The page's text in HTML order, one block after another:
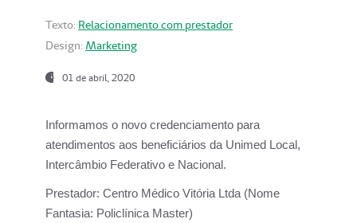
Texto: Relacionamento com prestador
Design: Marketing
01 de abril, 2020
Informamos o novo credenciamento para
atendimentos aos beneficiários da Unimed Local,
Intercâmbio Federativo e Nacional.
Prestador: Centro Médico Vitória Ltda (Nome
Fantasia: Policlínica Master)